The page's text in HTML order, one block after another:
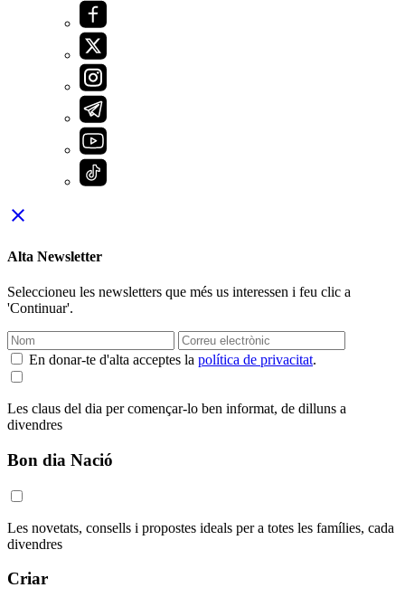
close
Alta Newsletter
Seleccioneu les newsletters que més us interessen i feu clic a
'Continuar'.
En donar-te d'alta acceptes la política de privacitat.
Les claus del dia per començar-lo ben informat, de dilluns a
divendres
Bon dia Nació
Les novetats, consells i propostes ideals per a totes les famílies, cada
divendres
Criar